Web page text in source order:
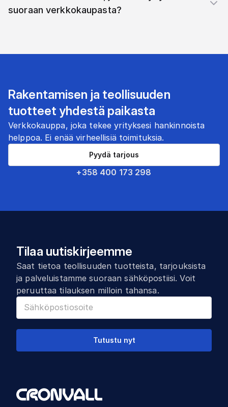
suoraan verkkokaupasta?
Rakentamisen ja teollisuuden
tuotteet yhdestä paikasta
Verkkokauppa, joka tekee yrityksesi hankinnoista
helppoa. Ei enää virheellisiä toimituksia.
+358 400 173 298
Pyydä tarjous
Tilaa uutiskirjeemme
Saat tietoa teollisuuden tuotteista, tarjouksista
ja palveluistamme suoraan sähköpostiisi. Voit
peruuttaa tilauksen milloin tahansa.
Tutustu nyt